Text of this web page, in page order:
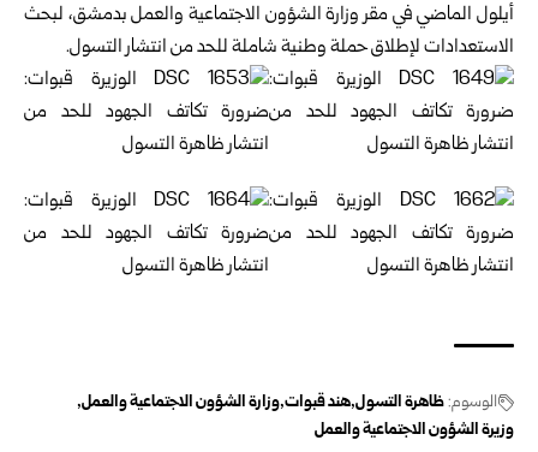
أيلول الماضي في مقر وزارة الشؤون الاجتماعية والعمل بدمشق، لبحث
الاستعدادات لإطلاق حملة وطنية شاملة للحد من انتشار التسول.
الوسوم:ظاهرة التسول هند قبوات وزارة الشؤون الاجتماعية والعمل
وزيرة الشؤون الاجتماعية والعمل